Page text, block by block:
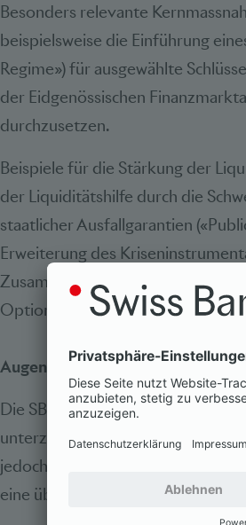
Besonders relevante
beispielsweise die Einführung
Regime») für ausgewählte
der Eidgenössischen
durchzusetzen.
Beispiele für die Stärkung der
der Liquiditätshilfe durch die
staatlicher Ausfallgarantien
Erweiterung des
Zusammenarbeit zwischen den
Optionspalette für den
Augenmass und internationale
Die SBVg hat die Vorschläge des
unterzogen. Dabei legen wir
jedoch auch auf die
eine überzeugende Nutzen/